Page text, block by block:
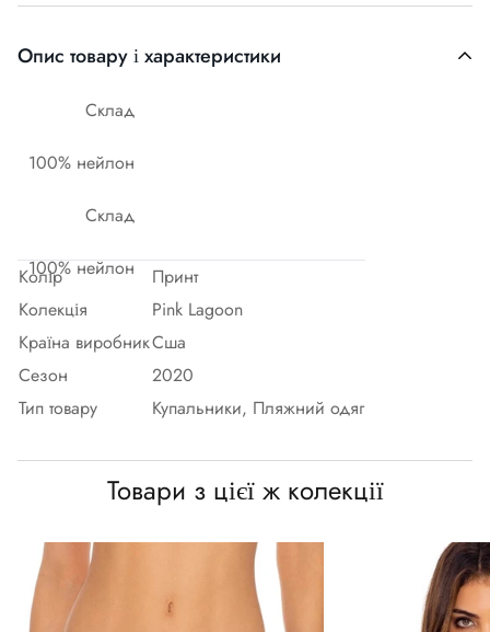
Опис товару і характеристики
Склад
100% нейлон
Склад
100% нейлон
Колір
Принт
Колекція
Pink Lagoon
Країна виробникСша
Сезон
2020
Тип товару
Купальники, Пляжний одяг
Товари з цієї ж колекції